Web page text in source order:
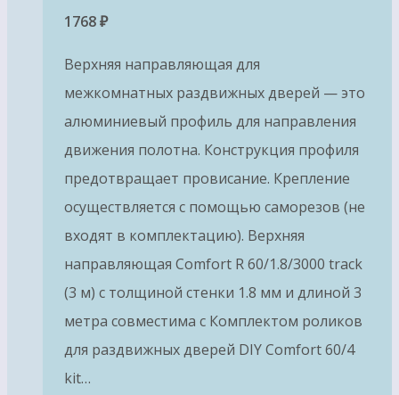
1768₽
Верхняя направляющая для
межкомнатных раздвижных дверей — это
алюминиевый профиль для направления
движения полотна. Конструкция профиля
предотвращает провисание. Крепление
осуществляется с помощью саморезов (не
входят в комплектацию). Верхняя
направляющая Comfort R 60/1.8/3000 track
(3 м) с толщиной стенки 1.8 мм и длиной 3
метра совместима с Комплектом роликов
для раздвижных дверей DIY Comfort 60/4
kit…